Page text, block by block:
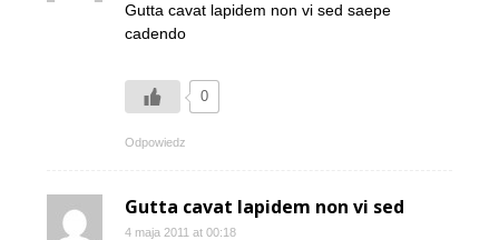
Gutta cavat lapidem non vi sed saepe
cadendo
0
Odpowiedz
Gutta cavat lapidem non vi sed
4 maja 2011 at 00:18